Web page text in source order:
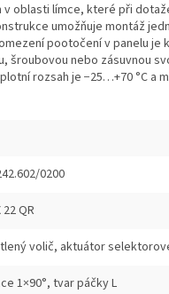
oblasti límce, které při
umožňuje montáž
pootočení v panelu je
šroubovou nebo zásuvnou
rozsah je −25…+70 °C a
0200
22 QR
volič, aktuátor
1×90°, tvar páčky L